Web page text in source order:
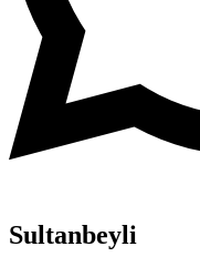
Sultanbeyli